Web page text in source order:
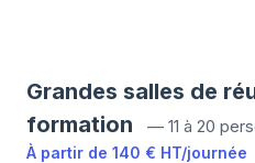
Grandes salles de
formation
— 11 à 20
À partir de 140 € HT/journée